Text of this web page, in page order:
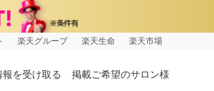
楽天グループ 楽天生命 楽天市場
報を受け取る 掲載ご希望のサロン様